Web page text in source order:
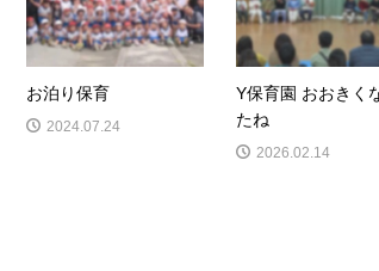
お泊り保育
2024.07.24
Y保育園 おおきく
たね
2026.02.14